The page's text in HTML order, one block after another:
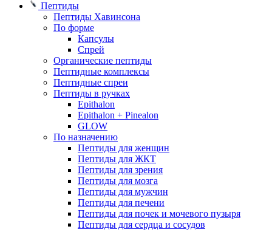
Пептиды
Пептиды Хавинсона
По форме
Капсулы
Спрей
Органические пептиды
Пептидные комплексы
Пептидные спреи
Пептиды в ручках
Epithalon
Epithalon + Pinealon
GLOW
По назначению
Пептиды для женщин
Пептиды для ЖКТ
Пептиды для зрения
Пептиды для мозга
Пептиды для мужчин
Пептиды для печени
Пептиды для почек и мочевого пузыря
Пептиды для сердца и сосудов